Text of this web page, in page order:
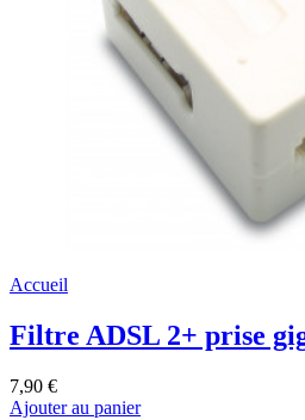
Accueil
Filtre ADSL 2+ prise
7,90 €
Ajouter au panier